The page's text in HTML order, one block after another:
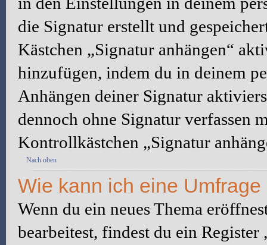
die Signatur erstellt und
Kästchen „Signatur anhängen“
hinzufügen, indem du in deinem
Anhängen deiner Signatur
dennoch ohne Signatur verfassen
Kontrollkästchen „Signatur
Nach oben
Wie kann ich eine
Wenn du ein neues Thema
bearbeitest, findest du ein